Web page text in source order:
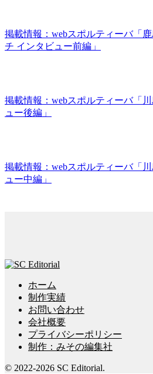
掲載情報：webスポルティーバ「
チ インタビュー前編」
掲載情報：webスポルティーバ「
ュー後編」
掲載情報：webスポルティーバ「
ュー中編」
ホーム
制作実績
お問い合わせ
会社概要
プライバシーポリシー
制作：みその編集社
© 2022-2026 SC Editorial.